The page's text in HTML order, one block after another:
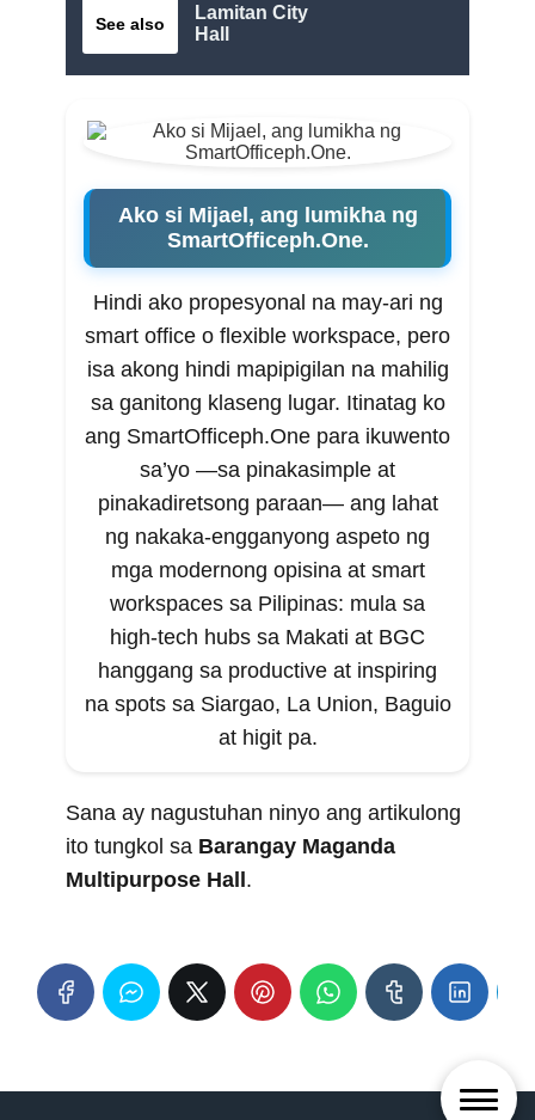
See also
Lamitan City
Hall
Ako si Mijael, ang lumikha ng
SmartOfficeph.One.
Hindi ako propesyonal na may-ari ng
smart office o flexible workspace, pero
isa akong hindi mapipigilan na mahilig
sa ganitong klaseng lugar. Itinatag ko
ang SmartOfficeph.One para ikuwento
sa’yo —sa pinakasimple at
pinakadiretsong paraan— ang lahat
ng nakaka-engganyong aspeto ng
mga modernong opisina at smart
workspaces sa Pilipinas: mula sa
high-tech hubs sa Makati at BGC
hanggang sa productive at inspiring
na spots sa Siargao, La Union, Baguio
at higit pa.
Sana ay nagustuhan ninyo ang artikulong
ito tungkol sa Barangay Maganda
Multipurpose Hall.